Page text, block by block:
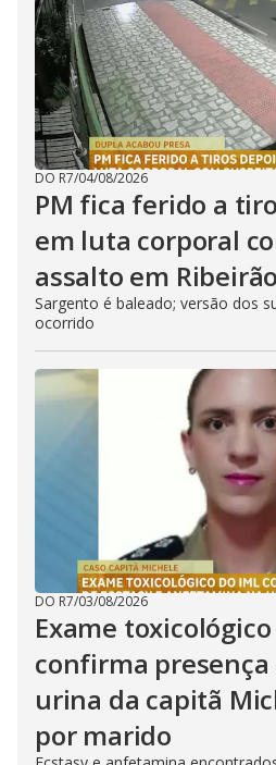
DO R7/04/08/2026
PM fica ferido a
em luta corporal
assalto em
Sargento é baleado; versão dos
ocorrido
DO R7/03/08/2026
Exame
confirma presença
urina da capitã
por marido